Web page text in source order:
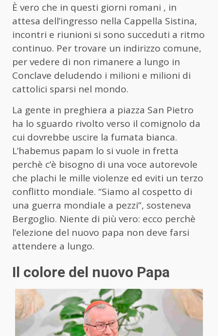
È vero che in questi giorni romani , in
attesa dell’ingresso nella Cappella Sistina,
incontri e riunioni si sono succeduti a ritmo
continuo. Per trovare un indirizzo comune,
per vedere di non rimanere a lungo in
Conclave deludendo i milioni e milioni di
cattolici sparsi nel mondo.
La gente in preghiera a piazza San Pietro
ha lo sguardo rivolto verso il comignolo da
cui dovrebbe uscire la fumata bianca.
L’habemus papam lo si vuole in fretta
perchè c’è bisogno di una voce autorevole
che plachi le mille violenze ed eviti un terzo
conflitto mondiale. “Siamo al cospetto di
una guerra mondiale a pezzi”, sosteneva
Bergoglio. Niente di più vero: ecco perchè
l’elezione del nuovo papa non deve farsi
attendere a lungo.
Il colore del nuovo Papa